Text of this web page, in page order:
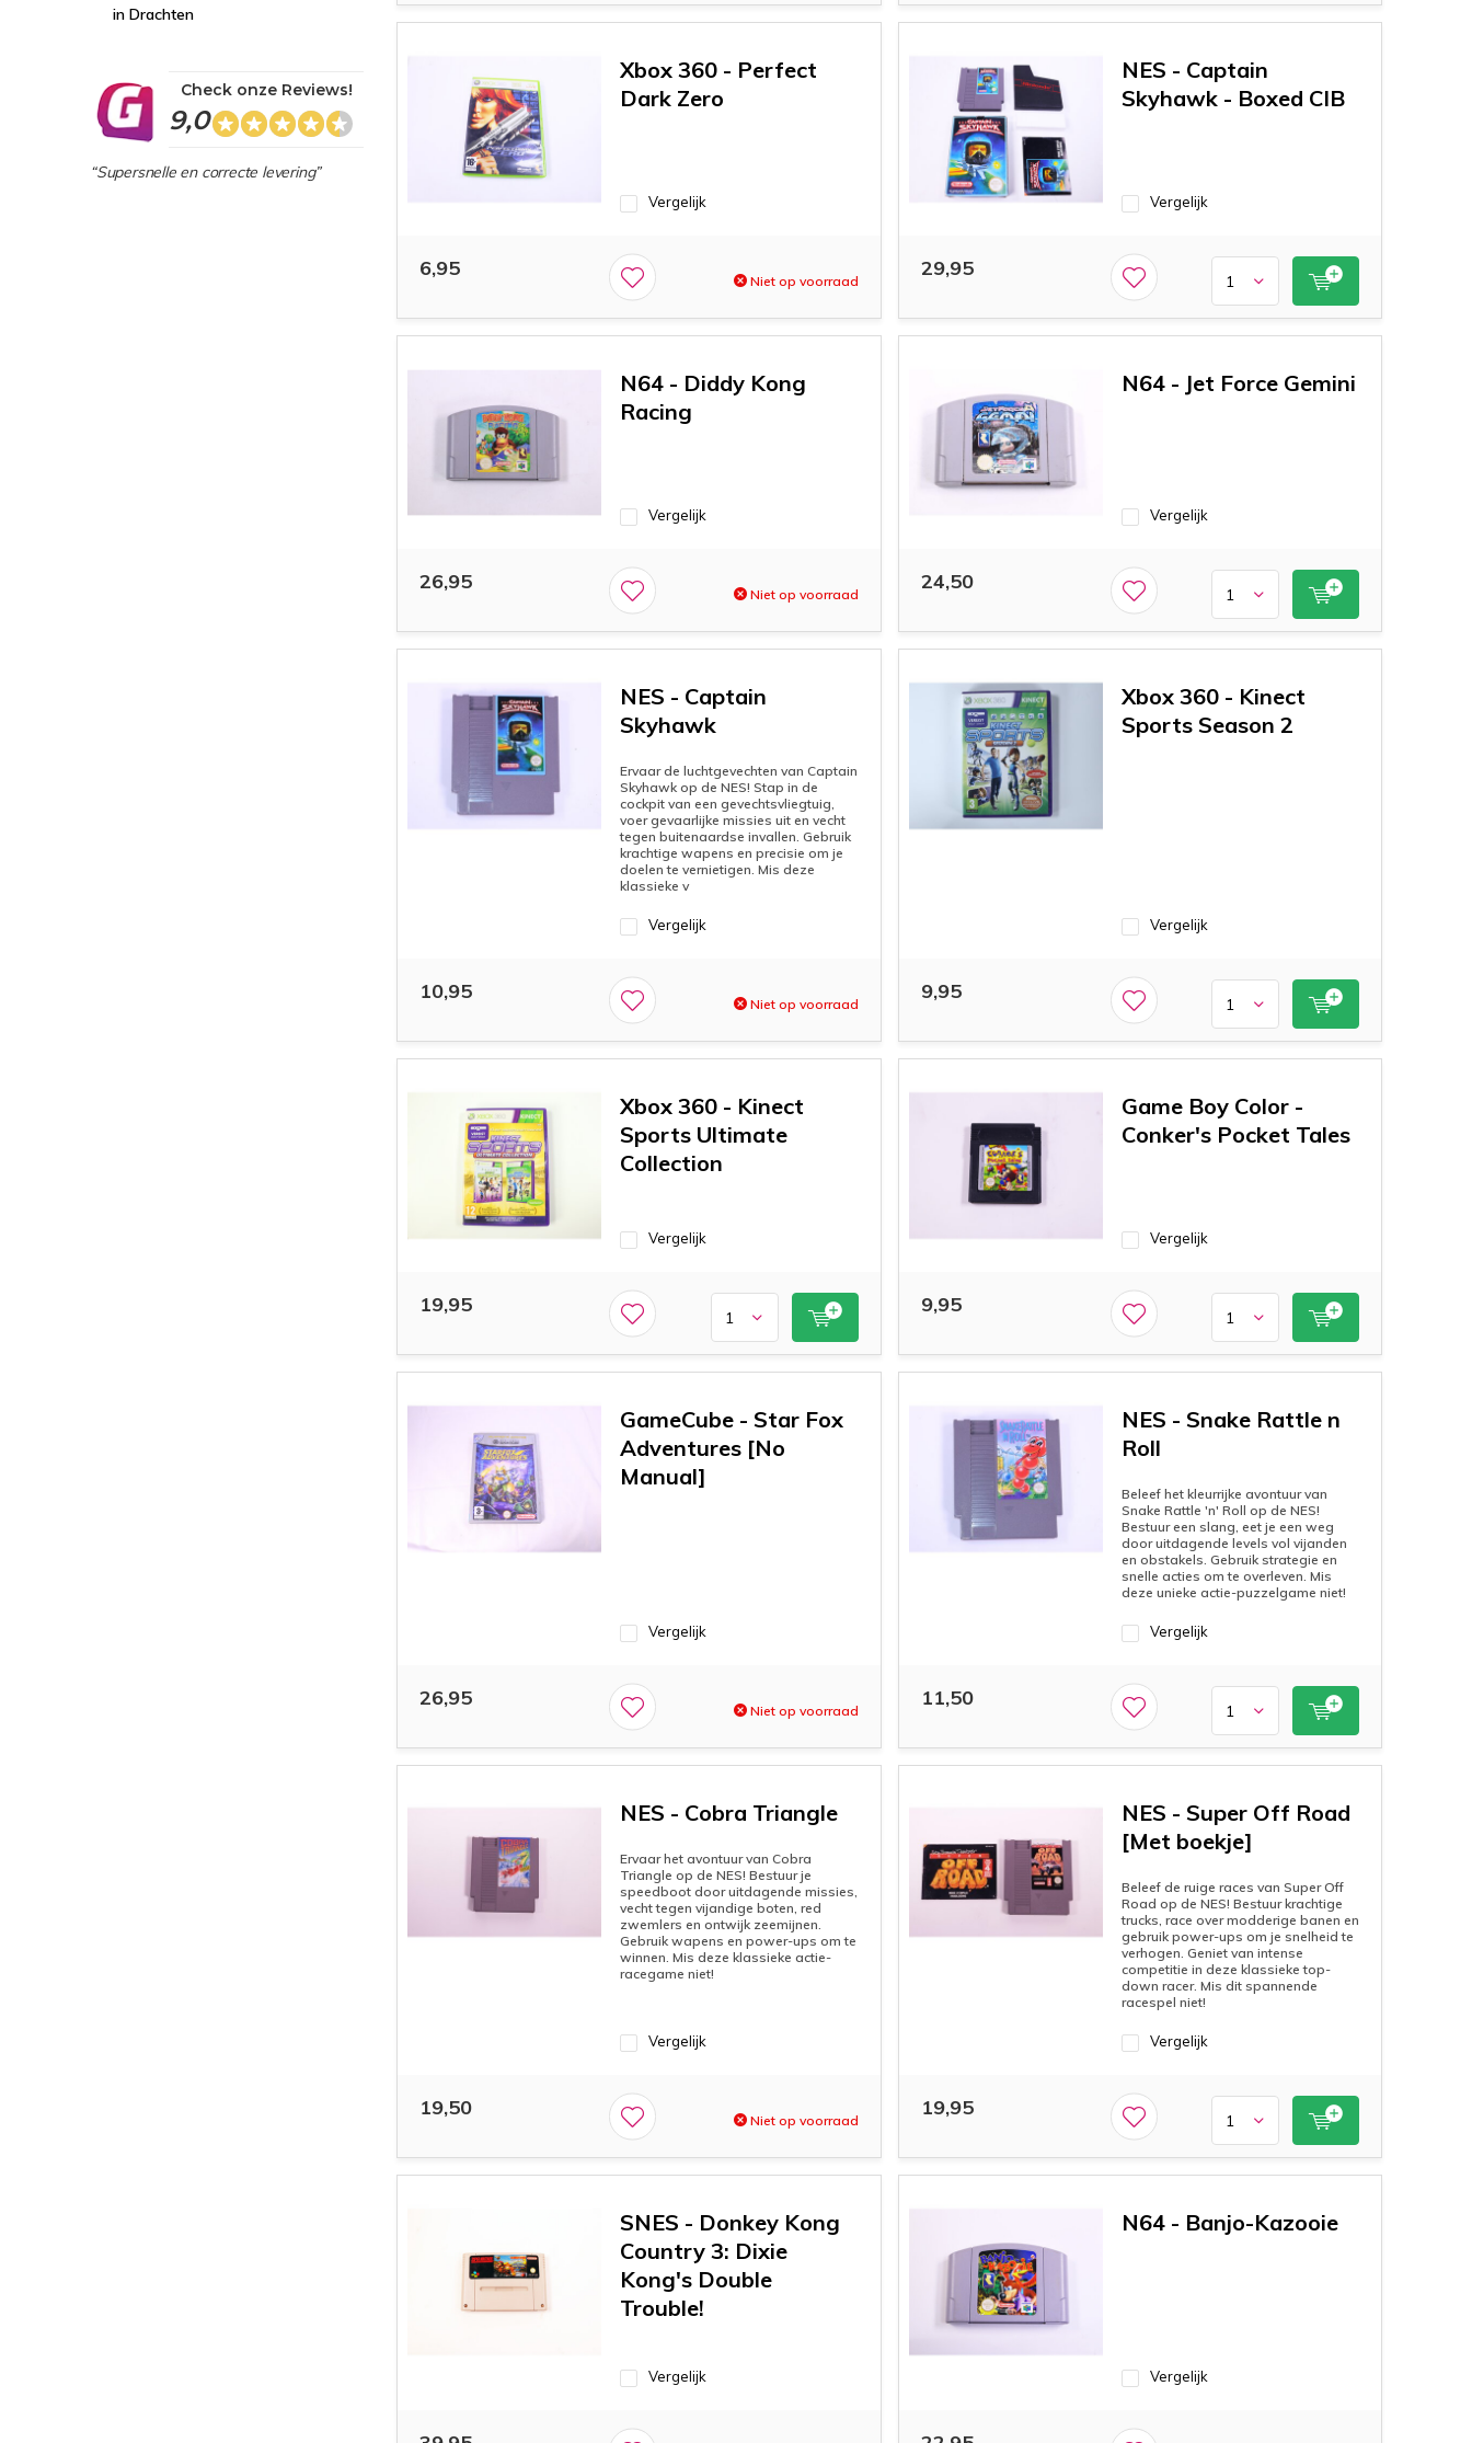
Xbox 360 - Perfect
Dark Zero
Vergelijk
6,95
Niet op voorraad
NES - Captain
Skyhawk - Boxed CIB
Vergelijk
29,95
N64 - Diddy Kong
Racing
Vergelijk
26,95
Niet op voorraad
N64 - Jet Force Gemini
Vergelijk
24,50
NES - Captain
Skyhawk
Ervaar de luchtgevechten van Captain
Skyhawk op de NES! Stap in de
cockpit van een gevechtsvliegtuig,
voer gevaarlijke missies uit en vecht
tegen buitenaardse invallen. Gebruik
krachtige wapens en precisie om je
doelen te vernietigen. Mis deze
klassieke v
Vergelijk
10,95
Niet op voorraad
Xbox 360 - Kinect
Sports Season 2
Vergelijk
9,95
Xbox 360 - Kinect
Sports Ultimate
Collection
Vergelijk
19,95
Game Boy Color -
Conker's Pocket Tales
Vergelijk
9,95
GameCube - Star Fox
Adventures [No
Manual]
Vergelijk
26,95
Niet op voorraad
NES - Snake Rattle n
Roll
Beleef het kleurrijke avontuur van
Snake Rattle 'n' Roll op de NES!
Bestuur een slang, eet je een weg
door uitdagende levels vol vijanden
en obstakels. Gebruik strategie en
snelle acties om te overleven. Mis
deze unieke actie-puzzelgame niet!
Vergelijk
11,50
NES - Cobra Triangle
Ervaar het avontuur van Cobra
Triangle op de NES! Bestuur je
speedboot door uitdagende missies,
vecht tegen vijandige boten, red
zwemlers en ontwijk zeemijnen.
Gebruik wapens en power-ups om te
winnen. Mis deze klassieke actie-
racegame niet!
Vergelijk
19,50
Niet op voorraad
NES - Super Off Road
[Met boekje]
Beleef de ruige races van Super Off
Road op de NES! Bestuur krachtige
trucks, race over modderige banen en
gebruik power-ups om je snelheid te
verhogen. Geniet van intense
competitie in deze klassieke top-
down racer. Mis dit spannende
racespel niet!
Vergelijk
19,95
SNES - Donkey Kong
Country 3: Dixie
Kong's Double
Trouble!
Vergelijk
N64 - Banjo-Kazooie
Vergelijk
in Drachten
9,0
Check onze Reviews!
“Supersnelle en correcte levering”